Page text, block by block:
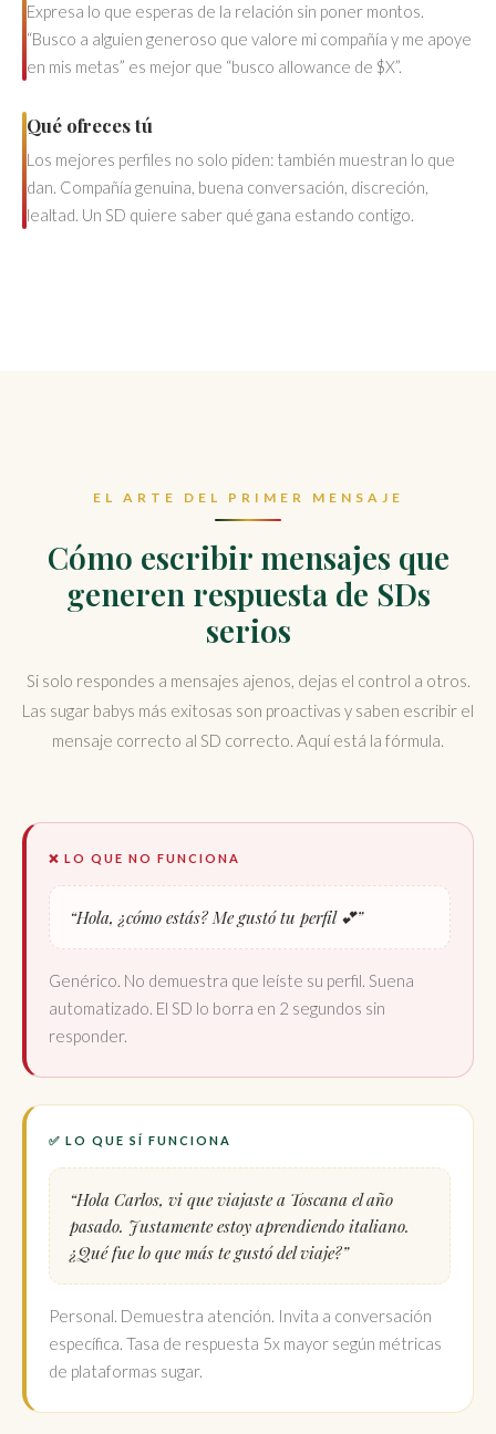
Expresa lo que esperas de la relación sin poner montos.
“Busco a alguien generoso que valore mi compañía y me apoye
en mis metas” es mejor que “busco allowance de $X”.
Qué ofreces tú
Los mejores perfiles no solo piden: también muestran lo que
dan. Compañía genuina, buena conversación, discreción,
lealtad. Un SD quiere saber qué gana estando contigo.
EL ARTE DEL PRIMER MENSAJE
Cómo escribir mensajes que
generen respuesta de SDs
serios
Si solo respondes a mensajes ajenos, dejas el control a otros.
Las sugar babys más exitosas son proactivas y saben escribir el
mensaje correcto al SD correcto. Aquí está la fórmula.
❌ LO QUE NO FUNCIONA
“Hola, ¿cómo estás? Me gustó tu perfil 💕”
Genérico. No demuestra que leíste su perfil. Suena
automatizado. El SD lo borra en 2 segundos sin
responder.
✅ LO QUE SÍ FUNCIONA
“Hola Carlos, vi que viajaste a Toscana el año
pasado. Justamente estoy aprendiendo italiano.
¿Qué fue lo que más te gustó del viaje?”
Personal. Demuestra atención. Invita a conversación
específica. Tasa de respuesta 5x mayor según métricas
de plataformas sugar.